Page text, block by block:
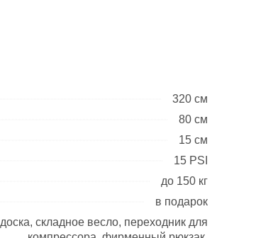
320 см
80 см
15 см
15 PSI
до 150 кг
в подарок
доска, складное весло, переходник для